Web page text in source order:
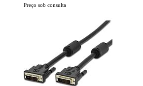
Preço sob consulta